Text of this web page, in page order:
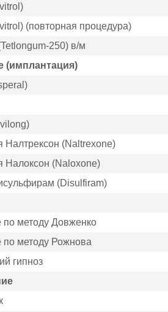
(повторная процедура)
250) в/м
(имплантация)
Налтрексон (Naltrexone)
Налоксон (Naloxone)
(Disulfiram)
по методу Довженко
по методу Рожнова
гипноз